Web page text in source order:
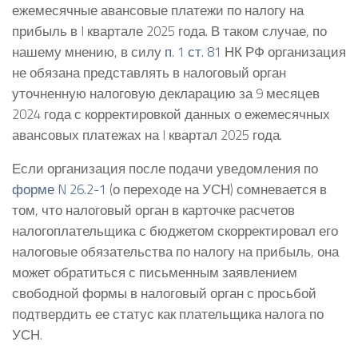
ежемесячные авансовые платежи по налогу на
прибыль в I квартале 2025 года. В таком случае, по
нашему мнению, в силу п. 1 ст. 81 НК РФ организация
не обязана представлять в налоговый орган
уточненную налоговую декларацию за 9 месяцев
2024 года с корректировкой данных о ежемесячных
авансовых платежах на I квартал 2025 года.
Если организация после подачи уведомления по
форме N 26.2-1 (о переходе на УСН) сомневается в
том, что налоговый орган в карточке расчетов
налогоплательщика с бюджетом скорректировал его
налоговые обязательства по налогу на прибыль, она
может обратиться с письменным заявлением
свободной формы в налоговый орган с просьбой
подтвердить ее статус как плательщика налога по
УСН.